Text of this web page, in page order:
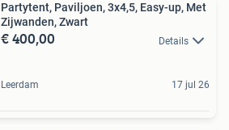
Partytent, Paviljoen, 3x4,5, Easy-up, Met
Zijwanden, Zwart
€ 400,00 Details
Leerdam 17 jul 26